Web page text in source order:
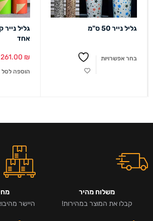
גליל נייר 50 ס"מ
בחר אפשרויות
אחד
261.00 ₪
הוספה לסל
משלוח מהיר
קבלו את המוצר במהירות!
היישר